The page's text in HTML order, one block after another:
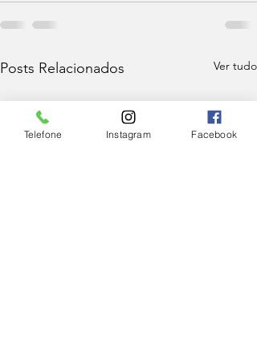
Posts Relacionados Ver tudo
Telefone Instagram Facebook